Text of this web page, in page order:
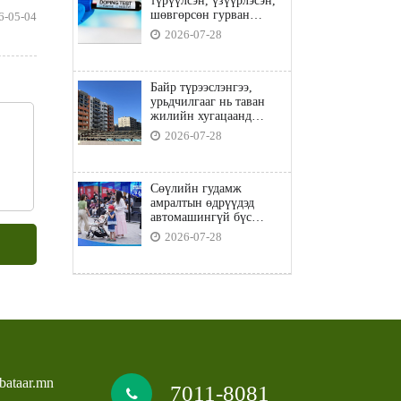
05-04
шөвгөрсөн гурван
бөхөөс допинг илэрчээ
2026-07-28
Байр түрээслэнгээ,
урьдчилгааг нь таван
жилийн хугацаанд
төлбөл орон сууцны
зээлд хамрагдана
2026-07-28
Сөүлийн гудамж
амралтын өдрүүдэд
автомашингүй бүс
боллоо
2026-07-28
7011-8081